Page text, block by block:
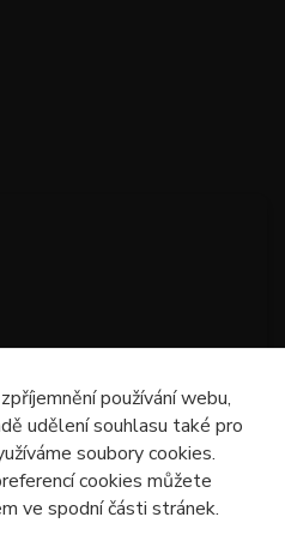
používání webu,
udělení souhlasu také pro
soubory cookies.
cookies můžete
ve spodní části stránek.